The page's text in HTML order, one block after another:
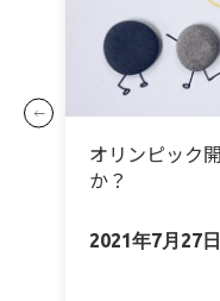
オリンピック
か？
2021年7月27日